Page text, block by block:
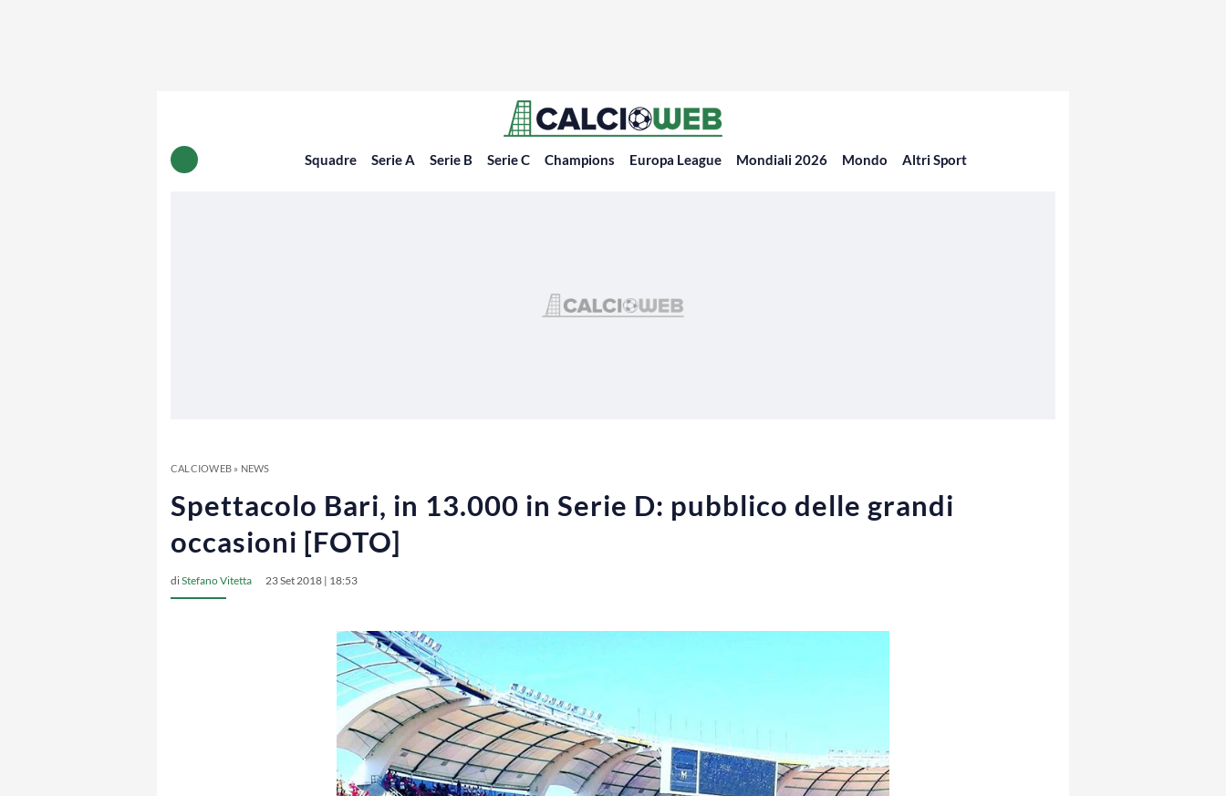
Squadre Serie A Serie B Serie C Champions Europa League Mondiali 2026 Mondo Altri Sport
CALCIOWEB» NEWS
Spettacolo Bari, in 13.000 in Serie D: pubblico delle grandi
occasioni [FOTO]
diStefano Vitetta 23 Set 2018 | 18:53